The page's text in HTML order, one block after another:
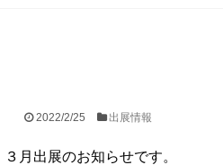
2022/2/25 出展情報
３月出展のお知らせです。